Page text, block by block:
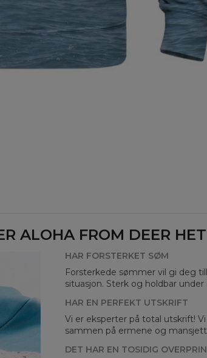
ALOHA FROM DEER
HAR FORSTERKET SØM
Forsterkede sømmer vil gi deg
situasjon. Sterk og holdbar under
HAR EN PERFEKT UTSKRIFT
Vi er eksperter på total utskrift!
sammen på ermene og
DET HAR EN TOSIDIG